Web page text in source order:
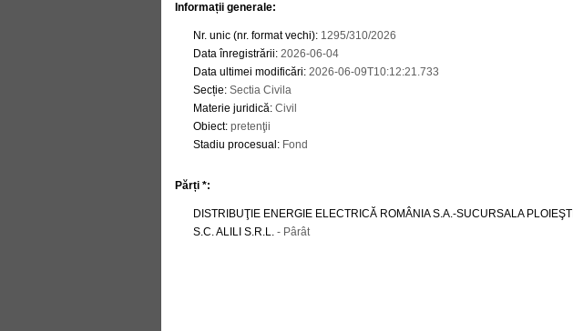
Informații generale:
Nr. unic (nr. format vechi): 1295/310/2026
Data înregistrării: 2026-06-04
Data ultimei modificări: 2026-06-09T10:12:21.733
Secție: Sectia Civila
Materie juridică: Civil
Obiect: pretenţii
Stadiu procesual : Fond
Părți *:
DISTRIBUŢIE ENERGIE ELECTRICĂ ROMÂNIA S.A.-SUCURSALA PLOIEŞTI
S.C. ALILI S.R.L. - Pârât